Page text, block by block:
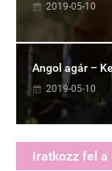
2019-05-10
Angol agár –
2019-05-10
Iratkozz fel a